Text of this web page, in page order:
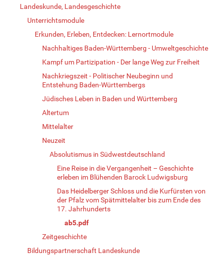
Landeskunde, Landesgeschichte
Unterrichtsmodule
Erkunden, Erleben, Entdecken: Lernortmodule
Nachhaltiges Baden-Württemberg - Umweltgeschichte
Kampf um Partizipation - Der lange Weg zur Freiheit
Nachkriegszeit - Politischer Neubeginn und
Entstehung Baden-Württembergs
Jüdisches Leben in Baden und Württemberg
Altertum
Mittelalter
Neuzeit
Absolutismus in Südwestdeutschland
Eine Reise in die Vergangenheit – Geschichte
erleben im Blühenden Barock Ludwigsburg
Das Heidelberger Schloss und die Kurfürsten von
der Pfalz vom Spätmittelalter bis zum Ende des
17. Jahrhunderts
ab5.pdf
Zeitgeschichte
Bildungspartnerschaft Landeskunde